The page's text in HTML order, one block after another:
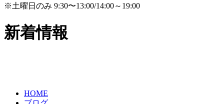
※土曜日のみ 9:30〜13:00/14:00～19:00
新着情報
HOME